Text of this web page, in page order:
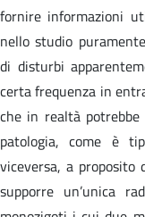
fornire informazioni
nello studio
di disturbi
certa frequenza in
che in realtà
patologia, come è
viceversa, a
supporre un’unica